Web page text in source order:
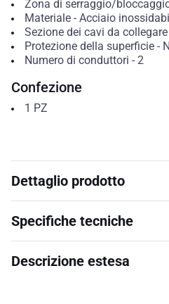
Zona di serraggio/
Materiale- Acciaio
Sezione dei cavi da collegare
Protezione della superficie-
Numero di conduttori - 2
Confezione
1 PZ
Dettaglio prodotto
Specifiche tecniche
Descrizione estesa